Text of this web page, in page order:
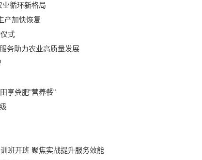
循环新格局
产加快恢复
式
务助力农业高质量发展
享粪肥"营养餐"
班开班 聚焦实战提升服务效能